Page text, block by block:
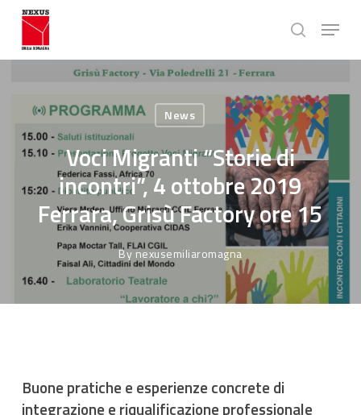
Skip
main
search
Menu
News
Voci Migranti “Storie di
incontri”, 4 ottobre 2019
Ferrara, Grisù Factory ore 15
Bynexusemiliaromagna
Buone pratiche e esperienze concrete di
integrazione e riqualificazione professionale